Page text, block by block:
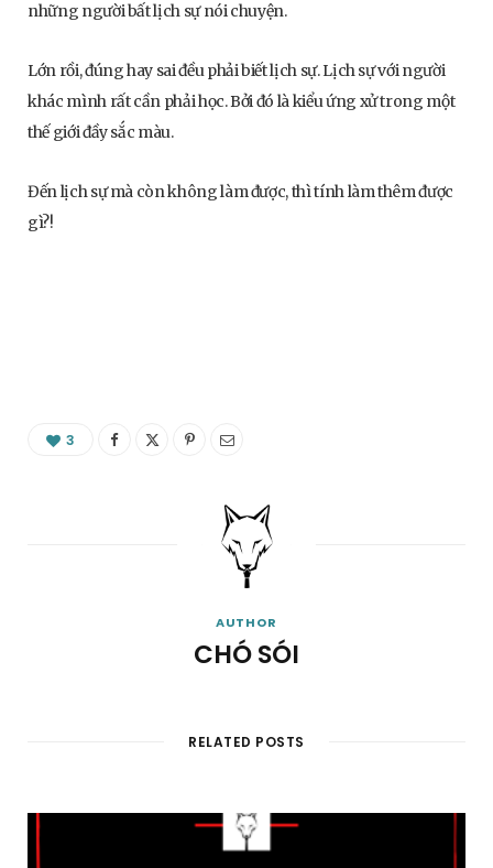
những người bất lịch sự nói chuyện.
Lớn rồi, đúng hay sai đều phải biết lịch sự. Lịch sự với người
khác mình rất cần phải học. Bởi đó là kiểu ứng xử trong một
thế giới đầy sắc màu.
Đến lịch sự mà còn không làm được, thì tính làm thêm được
gì?!
3
AUTHOR
CHÓ SÓI
RELATED POSTS